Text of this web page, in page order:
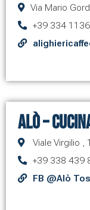
Via Mario
+39 334
Alò –
Viale Virgilio ,
+39 338 439
FB @Alò